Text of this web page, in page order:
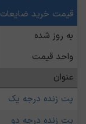
قیمت خرید ضایعات
به روز شده
واحد قیمت
عنوان
پت زنده درجه یک
پت زنده درجه دو